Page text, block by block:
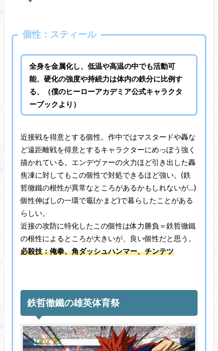
個性：スティール
全身を金属化し、低温や高温の中でも活動可
能、硬化の強度や持続力は体内の鉄分に比例す
る、（僕のヒーローアカデミア公式キャラクタ
ーブックより）
近接戦を得意とする個性。作中ではマスタードや轟な
ど遠距離戦を得意とするキャラクターにめっぽう強く
描かれている。エンデヴァーの火力ほど引き出した轟
焦凍に対してもこの個性で対処できるほど強い。(鉄
哲徹鐵の根性が異常なところがあるかもしれないが…)
個性伸ばしの一環で竈(かまど)で暮らしたことがある
らしい。
近接の攻防に特化したこの個性は体力勝負＝鉄哲徹鐵
の根性によるところが大きいが、良い個性だと思う。
必殺技：俺拳、角ダッシュハンマー、チンテツ
鉄哲徹鐵の雄英体育祭